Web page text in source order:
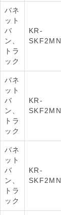
バネ
ット
バ
ン、
トラ
ック
KR-
SKF2MN
バネ
ット
バ
ン、
トラ
ック
KR-
SKF2MN
バネ
ット
バ
ン、
トラ
ック
KR-
SKF2MN